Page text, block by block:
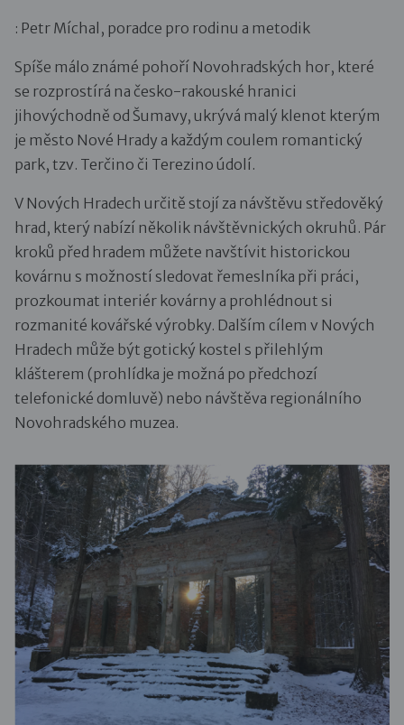
: Petr Míchal, poradce pro rodinu a metodik
Spíše málo známé pohoří Novohradských hor, které
se rozprostírá na česko-rakouské hranici
jihovýchodně od Šumavy, ukrývá malý klenot kterým
je město Nové Hrady a každým coulem romantický
park, tzv. Terčino či Terezino údolí.
V Nových Hradech určitě stojí za návštěvu středověký
hrad, který nabízí několik návštěvnických okruhů. Pár
kroků před hradem můžete navštívit historickou
kovárnu s možností sledovat řemeslníka při práci,
prozkoumat interiér kovárny a prohlédnout si
rozmanité kovářské výrobky. Dalším cílem v Nových
Hradech může být gotický kostel s přilehlým
klášterem (prohlídka je možná po předchozí
telefonické domluvě) nebo návštěva regionálního
Novohradského muzea.